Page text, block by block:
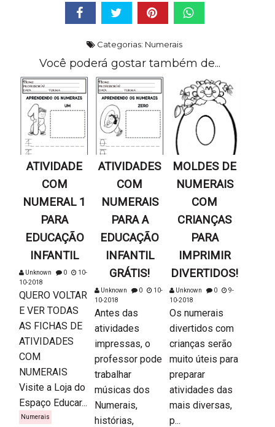
Categorias: Numerais
Você poderá gostar também de...
ATIVIDADE
COM
NUMERAL 1
PARA
EDUCAÇÃO
INFANTIL
Unknown 0
10-
10-2018
QUERO VOLTAR
E VER TODAS
AS FICHAS DE
ATIVIDADES
COM
NUMERAIS
Visite a Loja do
Espaço Educar...
Numerais
ATIVIDADES
COM
NUMERAIS
PARA A
EDUCAÇÃO
INFANTIL
GRÁTIS!
Unknown 0
10-
10-2018
Antes das
atividades
impressas, o
professor pode
trabalhar
músicas dos
Numerais,
histórias,
MOLDES DE
NUMERAIS
COM
CRIANÇAS
PARA
IMPRIMIR
DIVERTIDOS!
Unknown 0
9-
10-2018
Os numerais
divertidos com
crianças serão
muito úteis para
preparar
atividades das
mais diversas,
p...